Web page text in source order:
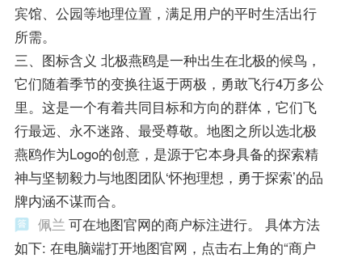
宾馆、公园等地理位置，满足用户的平时生活出行
所需。
三、图标含义 北极燕鸥是一种出生在北极的候鸟，
它们随着季节的变换往返于两极，勇敢飞行4万多公
里。这是一个有着共同目标和方向的群体，它们飞
行最远、永不迷路、最受尊敬。地图之所以选北极
燕鸥作为Logo的创意，是源于它本身具备的探索精
神与坚韧毅力与地图团队‘怀抱理想，勇于探索’的品
牌内涵不谋而合。
佩兰 可在地图官网的商户标注进行。 具体方法
如下: 在电脑端打开地图官网，点击右上角的“商户